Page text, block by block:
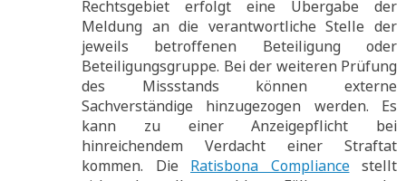
Rechtsgebiet erfolgt eine Übergabe der
Meldung an die verantwortliche Stelle der
jeweils betroffenen Beteiligung oder
Beteiligungsgruppe. Bei der weiteren Prüfung
des Missstands können externe
Sachverständige hinzugezogen werden. Es
kann zu einer Anzeigepflicht bei
hinreichendem Verdacht einer Straftat
kommen. Die Ratisbona Compliancestellt